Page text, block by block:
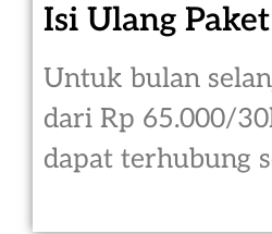
Isi Ulang
Untuk bulan
dari Rp 65.000/
dapat terhubung